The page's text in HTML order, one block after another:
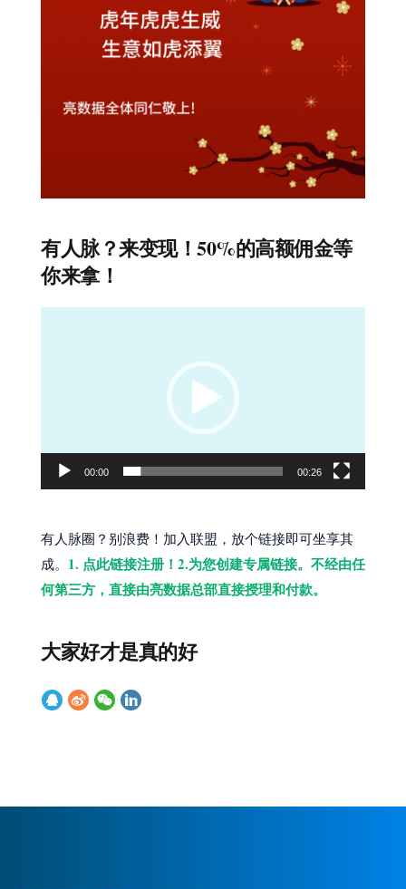
有人脉？来变现！50%的高额佣金等
你来拿！
00:00 00:26
有人脉圈？别浪费！加入联盟，放个链接即可坐享其
成。 1. 点此链接注册！2.为您创建专属链接。不经由任
何第三方，直接由亮数据总部直接授理和付款。
大家好才是真的好